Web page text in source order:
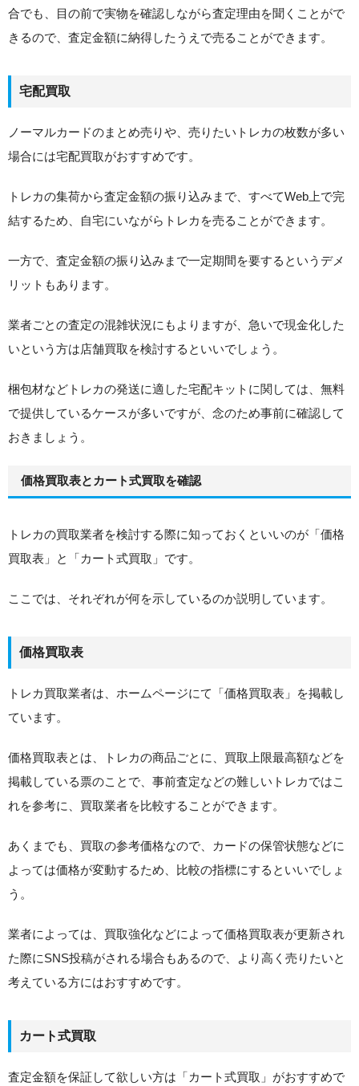
合でも、目の前で実物を確認しながら査定理由を聞くことがで
きるので、査定金額に納得したうえで売ることができます。
宅配買取
ノーマルカードのまとめ売りや、売りたいトレカの枚数が多い
場合には宅配買取がおすすめです。
トレカの集荷から査定金額の振り込みまで、すべてWeb上で完
結するため、自宅にいながらトレカを売ることができます。
一方で、査定金額の振り込みまで一定期間を要するというデメ
リットもあります。
業者ごとの査定の混雑状況にもよりますが、急いで現金化した
いという方は店舗買取を検討するといいでしょう。
梱包材などトレカの発送に適した宅配キットに関しては、無料
で提供しているケースが多いですが、念のため事前に確認して
おきましょう。
価格買取表とカート式買取を確認
トレカの買取業者を検討する際に知っておくといいのが「価格
買取表」と「カート式買取」です。
ここでは、それぞれが何を示しているのか説明しています。
価格買取表
トレカ買取業者は、ホームページにて「価格買取表」を掲載し
ています。
価格買取表とは、トレカの商品ごとに、買取上限最高額などを
掲載している票のことで、事前査定などの難しいトレカではこ
れを参考に、買取業者を比較することができます。
あくまでも、買取の参考価格なので、カードの保管状態などに
よっては価格が変動するため、比較の指標にするといいでしょ
う。
業者によっては、買取強化などによって価格買取表が更新され
た際にSNS投稿がされる場合もあるので、より高く売りたいと
考えている方にはおすすめです。
カート式買取
査定金額を保証して欲しい方は「カート式買取」がおすすめで